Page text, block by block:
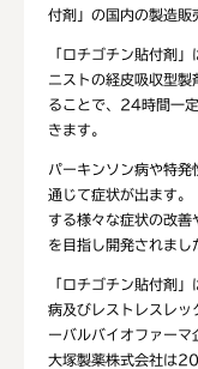
付剤」の国内の製造
「ロチゴチン貼付剤
ニストの経皮吸収型
ることで、24時間一
きます。
パーキンソン病や特
通じて症状が出ます。
する様々な症状の改善
を目指し開発されまし
「ロチゴチン貼付剤
病及びレストレスレッ
ーバルバイオファーマ
大塚製薬株式会社は